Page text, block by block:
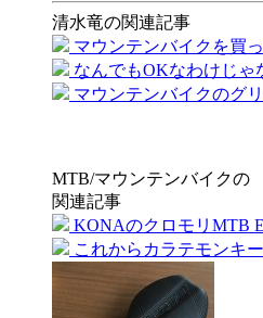
清水竜の関連記事
マウンテンバイクを買
なんでもOKなわけじゃ
マウンテンバイクのグ
MTB/マウンテンバイクの
関連記事
KONAのクロモリMTB
これからカラテモンキ